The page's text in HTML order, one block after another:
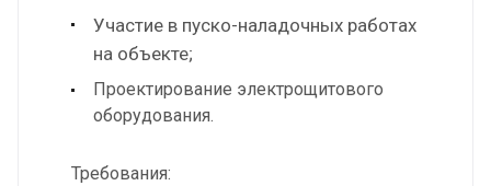
Участие в пуско-наладочных работах
на объекте;
Проектирование электрощитового
оборудования.
Требования: